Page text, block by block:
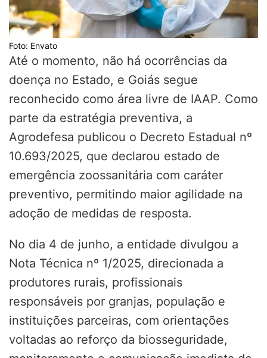
Foto: Envato
Até o momento, não há ocorrências da
doença no Estado, e Goiás segue
reconhecido como área livre de IAAP. Como
parte da estratégia preventiva, a
Agrodefesa publicou o Decreto Estadual nº
10.693/2025, que declarou estado de
emergência zoossanitária com caráter
preventivo, permitindo maior agilidade na
adoção de medidas de resposta.
No dia 4 de junho, a entidade divulgou a
Nota Técnica nº 1/2025, direcionada a
produtores rurais, profissionais
responsáveis por granjas, população e
instituições parceiras, com orientações
voltadas ao reforço da biosseguridade,